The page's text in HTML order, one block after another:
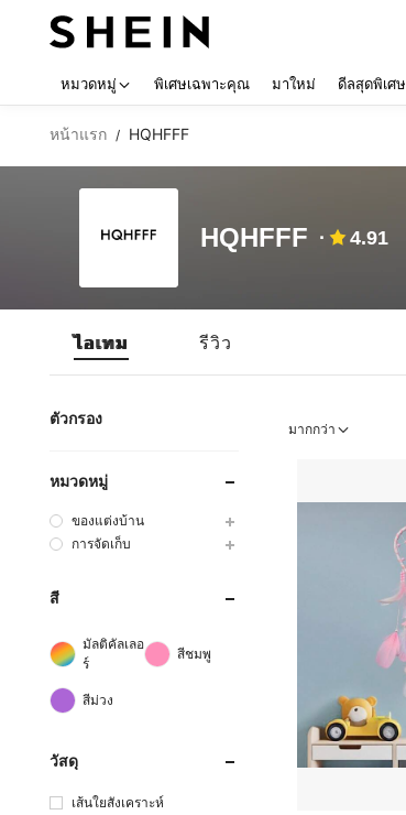
หมวดหมู่ พิเศษเฉพาะคุณ มาใหม่ ดีลสุดพิเศษ
หน้าแรก / HQHFFF
HQHFFF 4.91
ไอเทม รีวิว
ตัวกรอง
หมวดหมู่
ของแต่งบ้าน
การจัดเก็บ
สี
มัลติคัลเลอ
ร์
สีชมพู
สีม่วง
วัสดุ
เส้นใยสังเคราะห์
มากกว่า